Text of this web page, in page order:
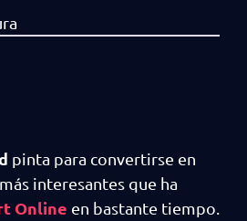
pinta para convertirse en
interesantes que ha
Online en bastante tiempo.